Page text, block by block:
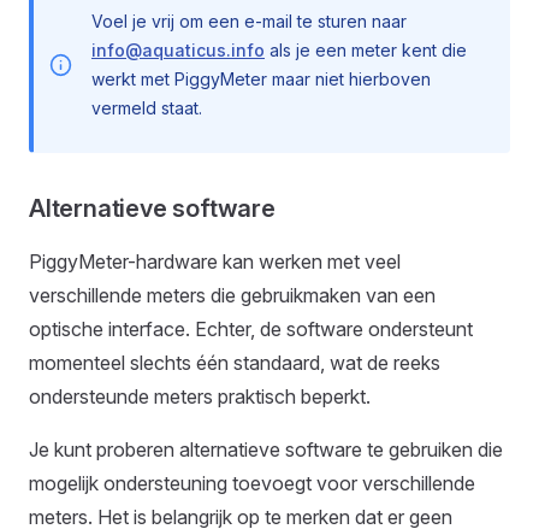
Voel je vrij om een e-mail te sturen naar
info@aquaticus.info als je een meter kent die
werkt met PiggyMeter maar niet hierboven
vermeld staat.
Alternatieve software
PiggyMeter-hardware kan werken met veel
verschillende meters die gebruikmaken van een
optische interface. Echter, de software ondersteunt
momenteel slechts één standaard, wat de reeks
ondersteunde meters praktisch beperkt.
Je kunt proberen alternatieve software te gebruiken die
mogelijk ondersteuning toevoegt voor verschillende
meters. Het is belangrijk op te merken dat er geen